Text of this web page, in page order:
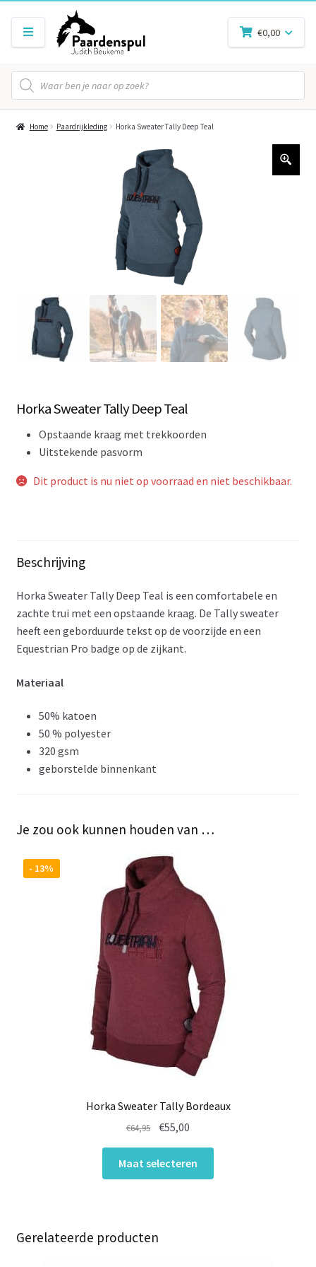
Producten
zoeken
€0,00
Home Paardrijkleding Horka Sweater Tally Deep Teal
Horka Sweater Tally Deep Teal
Opstaande kraag met trekkoorden
Uitstekende pasvorm
Dit product is nu niet op voorraad en niet beschikbaar.
Beschrijving
Horka Sweater Tally Deep Teal is een comfortabele en
zachte trui met een opstaande kraag. De Tally sweater
heeft een geborduurde tekst op de voorzijde en een
Equestrian Pro badge op de zijkant.
Materiaal
50% katoen
50 % polyester
320 gsm
geborstelde binnenkant
Je zou ook kunnen houden van …
Horka Sweater Tally Bordeaux
- 13%
€64,95
Oorspronkelijke
prijs
was:
€64,95.
€55,00
prijs
is:
€55,00.
Maat selecteren
Gerelateerde producten